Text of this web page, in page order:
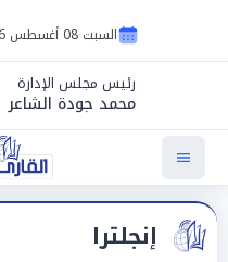
السبت 08 أغسطس 2026
رئيس مجلس الإدارة
محمد جودة الشاعر
إنجلترا